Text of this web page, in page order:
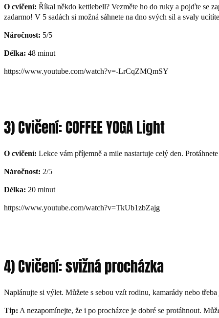
O cvičení: Říkal někdo kettlebell? Vezměte ho do ruky a pojďte se
zadarmo! V 5 sadách si možná sáhnete na dno svých sil a svaly
Náročnost: 5/5
Délka: 48 minut
https://www.youtube.com/watch?v=-LrCqZMQmSY
3) Cvičení: COFFEE YOGA Light
O cvičení: Lekce vám příjemně a mile nastartuje celý den.
Náročnost: 2/5
Délka: 20 minut
https://www.youtube.com/watch?v=TkUb1zbZajg
4) Cvičení: svižná procházka
Naplánujte si výlet. Můžete s sebou vzít rodinu, kamarády nebo
Tip: A nezapomínejte, že i po procházce je dobré se protáhnout.